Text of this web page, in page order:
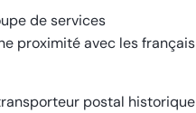
de services
proximité avec les français
postal historique